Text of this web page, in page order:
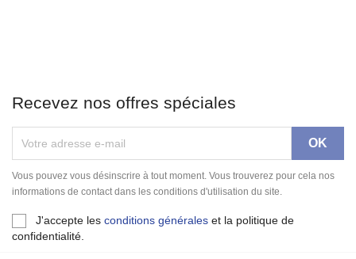
Recevez nos offres spéciales
Vous pouvez vous désinscrire à tout moment. Vous trouverez pour cela nos
informations de contact dans les conditions d'utilisation du site.
J'accepte les conditions générales et la politique de
confidentialité.